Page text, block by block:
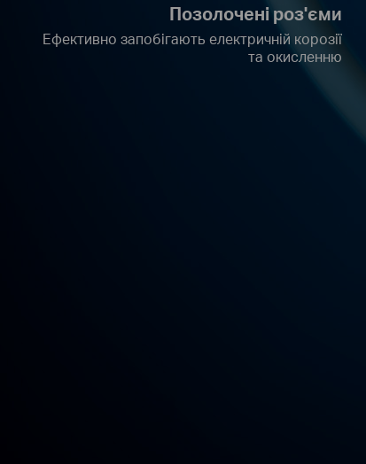
Позолочені роз'єми
Ефективно запобігають електричній корозії
та окисленню